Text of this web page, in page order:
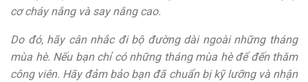
cơ cháy nắng và say nắng cao.
Do đó, hãy cân nhắc đi bộ đường dài ngoài những tháng
mùa hè. Nếu bạn chỉ có những tháng mùa hè để đến thăm
công viên. Hãy đảm bảo bạn đã chuẩn bị kỹ lưỡng và nhận